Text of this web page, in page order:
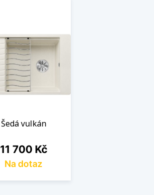
Šedá vulkán
Cena
11 700 Kč
Na dotaz